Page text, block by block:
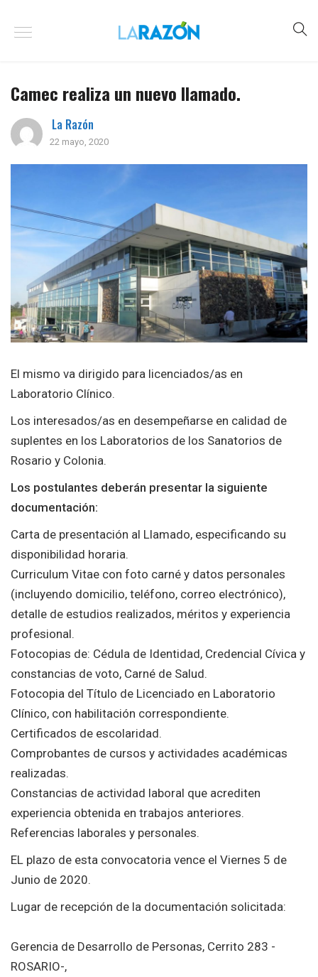
Camec realiza un nuevo llamado.
La Razón
22 mayo, 2020
El mismo va dirigido para licenciados/as en
Laboratorio Clínico.
Los interesados/as en desempeñarse en calidad de
suplentes en los Laboratorios de los Sanatorios de
Rosario y Colonia.
Los postulantes deberán presentar la siguiente
documentación:
Carta de presentación al Llamado, especificando su
disponibilidad horaria.
Curriculum Vitae con foto carné y datos personales
(incluyendo domicilio, teléfono, correo electrónico),
detalle de estudios realizados, méritos y experiencia
profesional.
Fotocopias de: Cédula de Identidad, Credencial Cívica y
constancias de voto, Carné de Salud.
Fotocopia del Título de Licenciado en Laboratorio
Clínico, con habilitación correspondiente.
Certificados de escolaridad.
Comprobantes de cursos y actividades académicas
realizadas.
Constancias de actividad laboral que acrediten
experiencia obtenida en trabajos anteriores.
Referencias laborales y personales.
EL plazo de esta convocatoria vence el Viernes 5 de
Junio de 2020.
Lugar de recepción de la documentación solicitada:
Gerencia de Desarrollo de Personas, Cerrito 283 -
ROSARIO-,